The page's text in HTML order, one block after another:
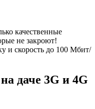
качественные
не закроют!
и скорость до 100 Мбит/
даче 3G и 4G